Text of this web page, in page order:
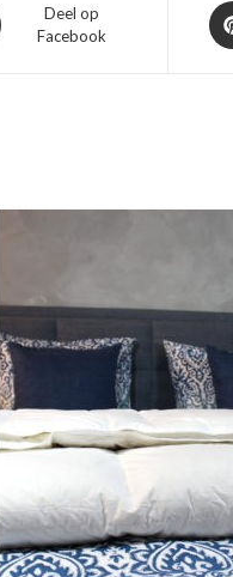
Deel op
Facebook
in